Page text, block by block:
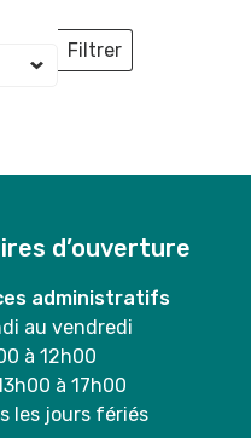
Filtrer
Lieux
d’ouverture
administratifs
au vendredi
à 12h00
à 17h00
les jours fériés